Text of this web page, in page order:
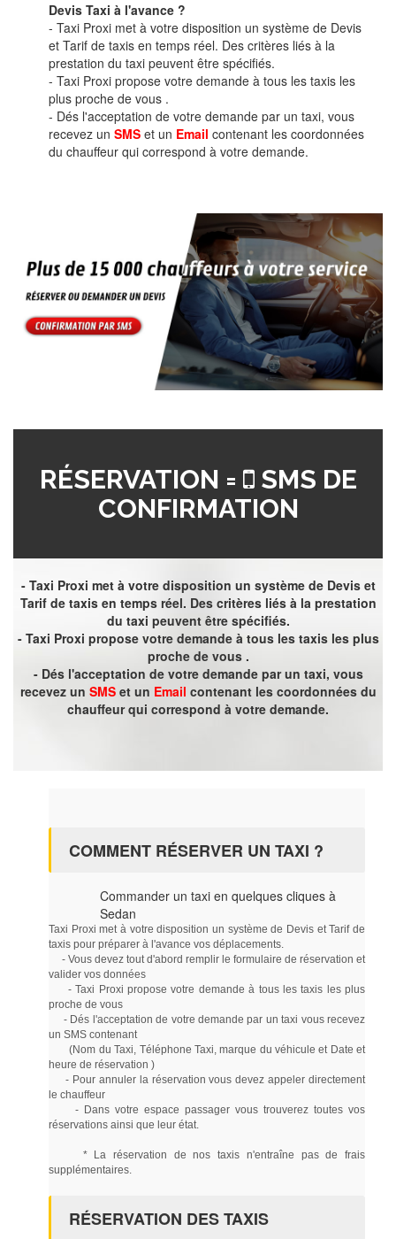
Devis Taxi à l'avance ?
- Taxi Proxi met à votre disposition un système de Devis
et Tarif de taxis en temps réel. Des critères liés à la
prestation du taxi peuvent être spécifiés.
- Taxi Proxi propose votre demande à tous les taxis les
plus proche de vous .
- Dés l'acceptation de votre demande par un taxi, vous
recevez un SMS et un Email contenant les coordonnées
du chauffeur qui correspond à votre demande.
RÉSERVATION =
SMS DE
CONFIRMATION
- Taxi Proxi met à votre disposition un système de Devis et
Tarif de taxis en temps réel. Des critères liés à la prestation
du taxi peuvent être spécifiés.
- Taxi Proxi propose votre demande à tous les taxis les plus
proche de vous .
- Dés l'acceptation de votre demande par un taxi, vous
recevez un SMSet un Email contenant les coordonnées du
chauffeur qui correspond à votre demande.
COMMENT RÉSERVER UN TAXI ?
Commander un taxi en quelques cliques à
Sedan
Taxi Proxi met à votre disposition un système de Devis et Tarif de
taxis pour préparer à l'avance vos déplacements.
- Vous devez tout d'abord remplir le formulaire de réservation et
valider vos données
- Taxi Proxi propose votre demande à tous les taxis les plus
proche de vous
- Dés l'acceptation de votre demande par un taxi vous recevez
un SMS contenant
(Nom du Taxi, Téléphone Taxi, marque du véhicule et Date et
heure de réservation )
- Pour annuler la réservation vous devez appeler directement
le chauffeur
- Dans votre espace passager vous trouverez toutes vos
réservations ainsi que leur état.
* La réservation de nos taxis n'entraîne pas de frais
supplémentaires.
RÉSERVATION DES TAXIS